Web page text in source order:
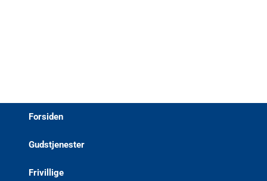
Forsiden
Gudstjenester
Frivillige